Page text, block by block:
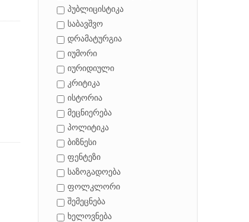
პუბლიცისტიკა
საბავშვო
დრამატურგია
იუმორი
იურიდიული
კრიტიკა
ისტორია
მეცნიერება
პოლიტიკა
ბიზნესი
ფენტეზი
საზოგადოება
ფოლკლორი
შემეცნება
ხელოვნება